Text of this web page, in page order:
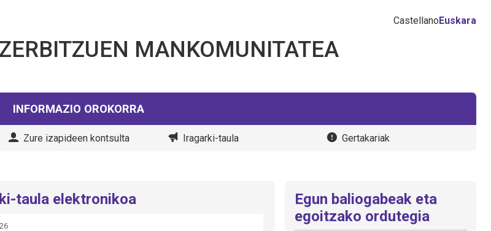
CastellanoEuskara
MANKOMUNITATEA
INFORMAZIO OROKORRA
Zure izapideen kontsulta Iragarki-taula Gertakariak
taula elektronikoa
Egun baliogabeak eta
egoitzako ordutegia